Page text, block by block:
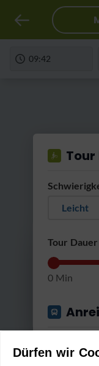
Tour
Leicht
Tour Dauer
0 Min
Dürfen wir